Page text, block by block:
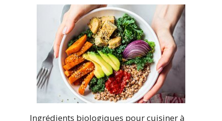
Ingrédients biologiques pour cuisiner à